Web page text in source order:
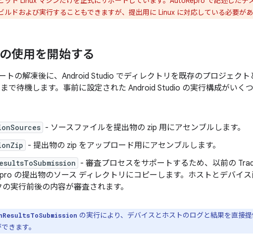
ドおよび実行することもできますが、提出用に Linux に対応している必要があ
使用を開始する
トの解凍後に、Android Studio でディレクトリを既存のプロジェクト
で待機します。事前に設定された Android Studio の実行構成がいくつ
- ソースファイルを提出物の zip 用にアセンブルします。
- 提出物の zip をアップロード用にアセンブルします。
- 審査プロセスをサポートするため、以前の
の提出物のソース ディレクトリにコピーします。ホストとデバイ
実行前後の内容が審査されます。
の実行により、デバイスとホストのログと結果を直接提
きます。